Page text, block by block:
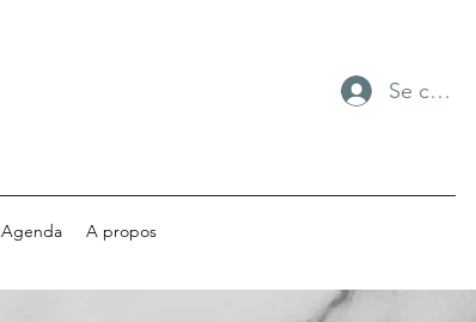
Se
Agenda A propos